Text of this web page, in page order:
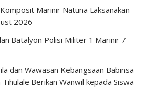
Marinir Natuna Laksanakan
2026
Batalyon Polisi Militer 1 Marinir 7
dan Wawasan Kebangsaan Babinsa
Berikan Wanwil kepada Siswa